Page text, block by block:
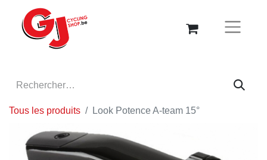
Tous les produits Look Potence A-team 15°